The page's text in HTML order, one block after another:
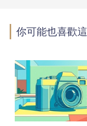
你可能也喜歡